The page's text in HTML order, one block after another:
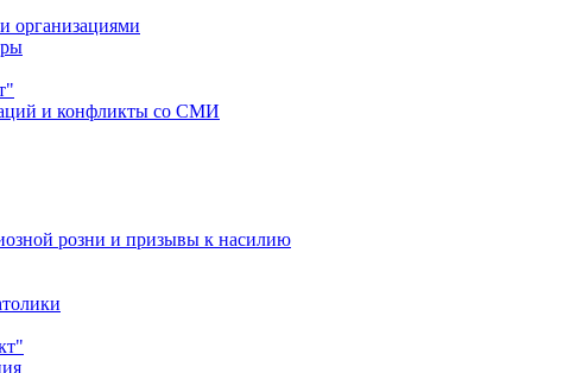
организациями
и конфликты со СМИ
розни и призывы к насилию